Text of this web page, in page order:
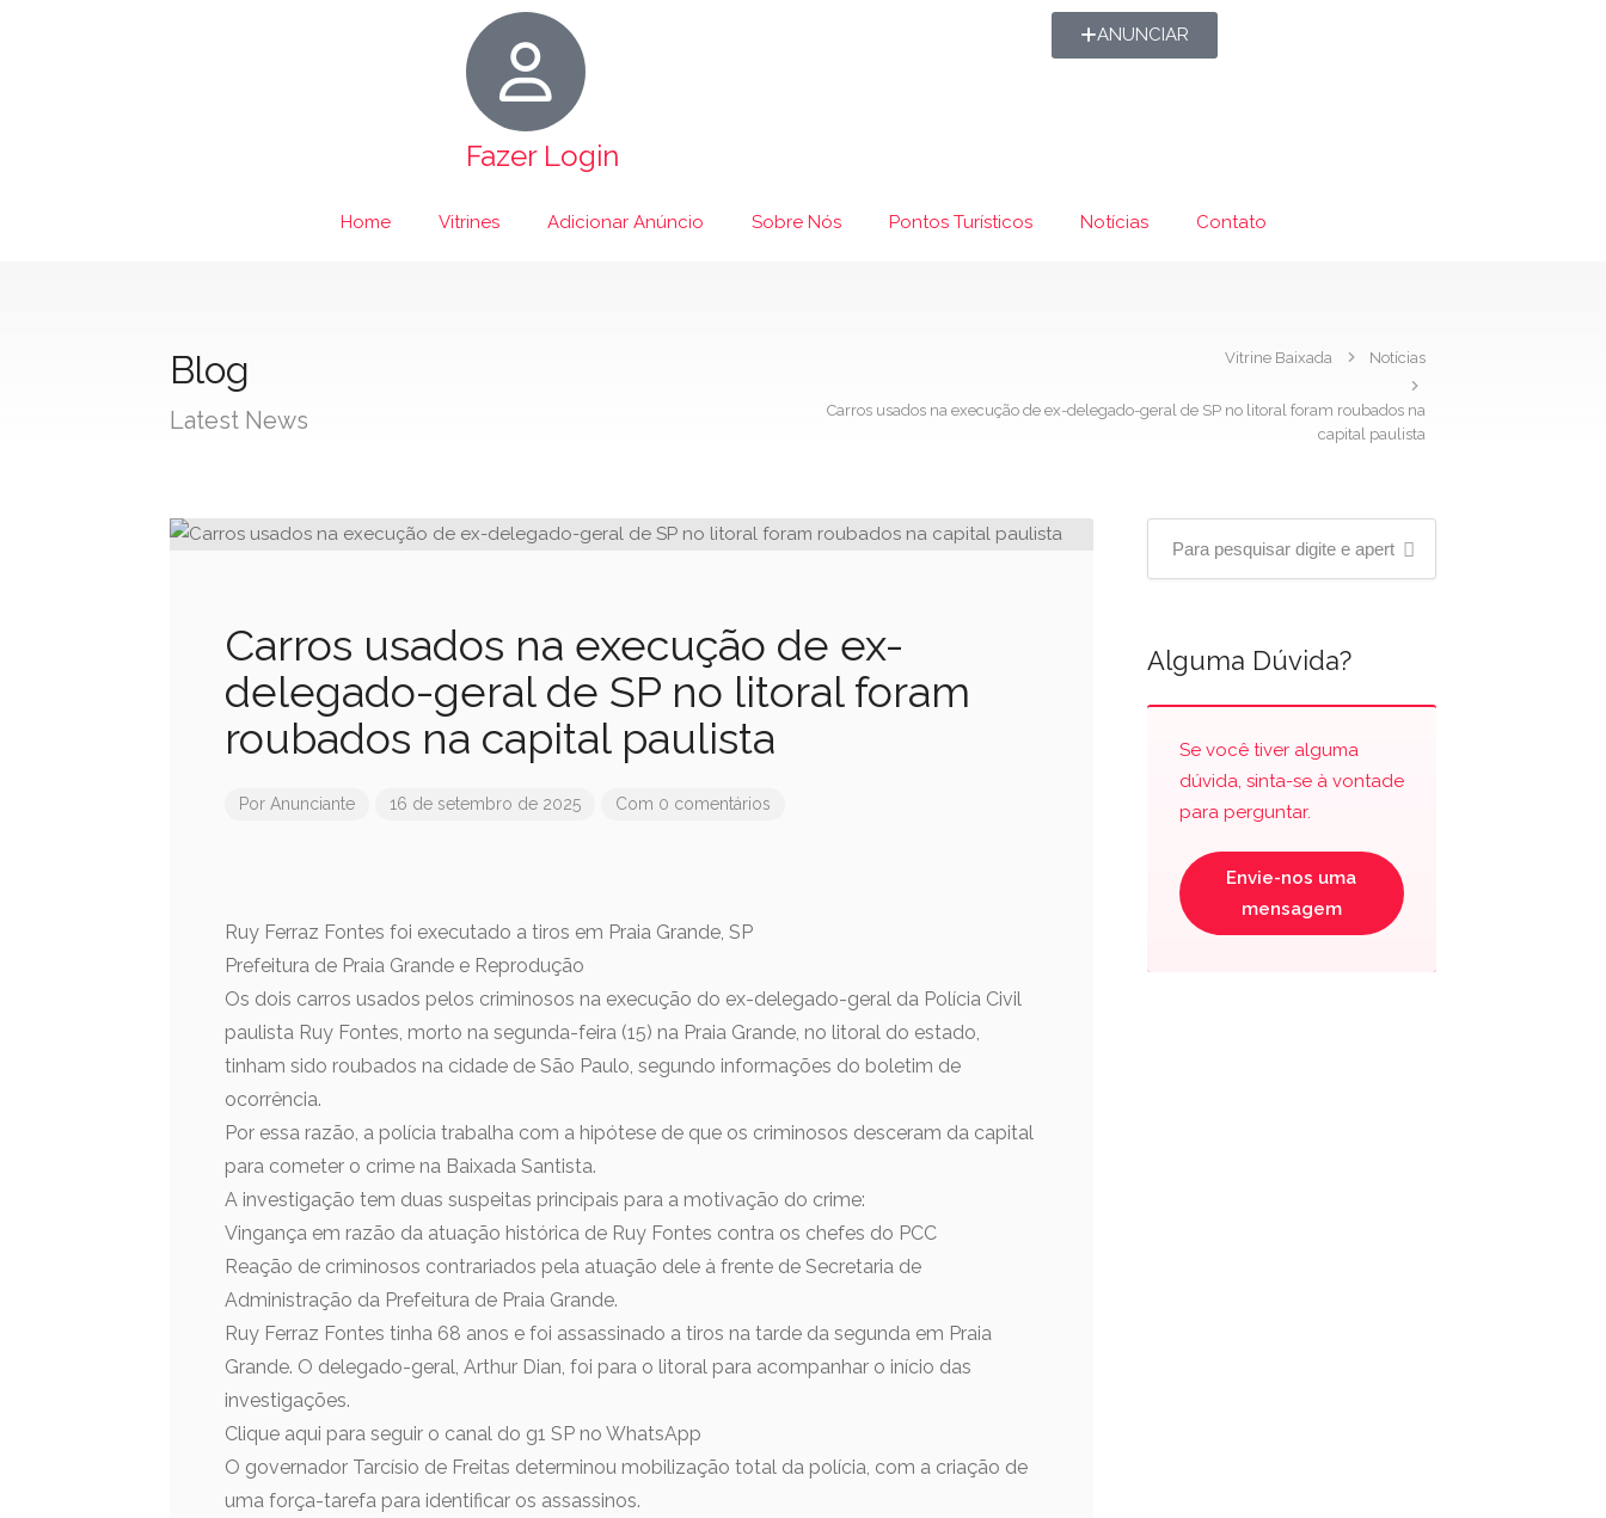
Fazer Login
ANUNCIAR
Home Vitrines Adicionar Anúncio Sobre Nós Pontos Turísticos Notícias Contato
Blog
Latest News
Vitrine Baixada Notícias
Carros usados na execução de ex-delegado-geral de SP no litoral foram roubados na
capital paulista
Carros usados na execução de ex-
delegado-geral de SP no litoral foram
roubados na capital paulista
Por Anunciante 16 de setembro de 2025 Com 0 comentários
Ruy Ferraz Fontes foi executado a tiros em Praia Grande, SP
Prefeitura de Praia Grande e Reprodução
Os dois carros usados pelos criminosos na execução do ex-delegado-geral da Polícia Civil
paulista Ruy Fontes, morto na segunda-feira (15) na Praia Grande, no litoral do estado,
tinham sido roubados na cidade de São Paulo, segundo informações do boletim de
ocorrência.
Por essa razão, a polícia trabalha com a hipótese de que os criminosos desceram da capital
para cometer o crime na Baixada Santista.
A investigação tem duas suspeitas principais para a motivação do crime:
Vingança em razão da atuação histórica de Ruy Fontes contra os chefes do PCC
Reação de criminosos contrariados pela atuação dele à frente de Secretaria de
Administração da Prefeitura de Praia Grande.
Ruy Ferraz Fontes tinha 68 anos e foi assassinado a tiros na tarde da segunda em Praia
Grande. O delegado-geral, Arthur Dian, foi para o litoral para acompanhar o início das
investigações.
Clique aqui para seguir o canal do g1 SP no WhatsApp
O governador Tarcísio de Freitas determinou mobilização total da polícia, com a criação de
uma força-tarefa para identificar os assassinos.
Alguma Dúvida?
Se você tiver alguma
dúvida, sinta-se à vontade
para perguntar.
Envie-nos uma
mensagem